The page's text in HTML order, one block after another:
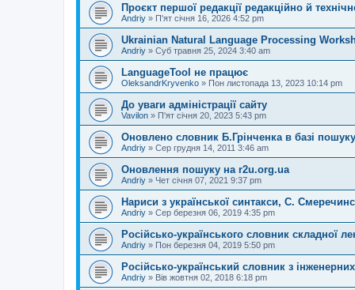
Проєкт першої редакції редакційно й
Andriy » П'ят січня 16, 2026 4:52 pm
Ukrainian Natural Language Processing
Andriy » Суб травня 25, 2024 3:40 am
LanguageTool не працює
OleksandrKryvenko » Пон листопада 13, 2023 10:14 pm
До уваги адміністрації сайту
Vavilon » П'ят січня 20, 2023 5:43 pm
Оновлено словник Б.Грінченка в базі пошуку
Andriy » Сер грудня 14, 2011 3:46 am
Оновлення пошуку на r2u.org.ua
Andriy » Чет січня 07, 2021 9:37 pm
Нариси з української синтакси, С.
Andriy » Сер березня 06, 2019 4:35 pm
Російсько-українського словник складної
Andriy » Пон березня 04, 2019 5:50 pm
Російсько-український словник з інженерних
Andriy » Вів жовтня 02, 2018 6:18 pm